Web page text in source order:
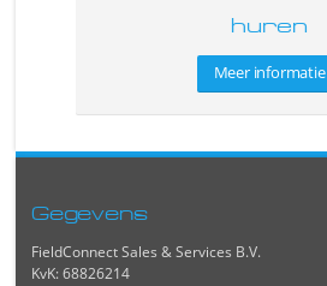
huren
Meer informatie
Gegevens
FieldConnect Sales & Services B.V.
KvK: 68826214